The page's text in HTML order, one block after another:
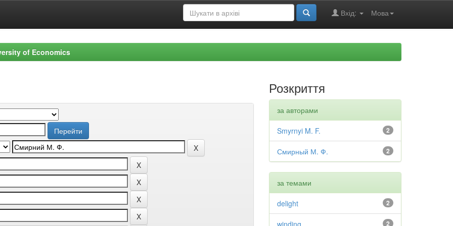
Мова
Вхід:
of Economics
Розкриття
за авторами
2
Smyrnyi M. F.
2
Смирный М. Ф.
за темами
2
delight
2
winding